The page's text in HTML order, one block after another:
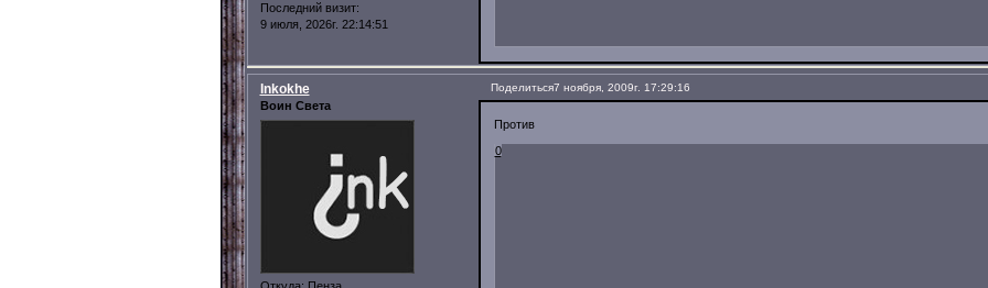
Последний визит:
9 июля, 2026г. 22:14:51
Поделиться7 ноября, 2009г. 17:29:16
Inkokhe
Воин Света
Откуда: Пенза
Против
0